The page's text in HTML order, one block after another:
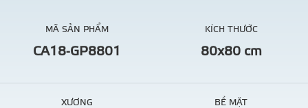
MÃ SẢN PHẨM
CA18-GP8801
KÍCH THƯỚC
80x80 cm
XƯƠNG BỀ MẶT